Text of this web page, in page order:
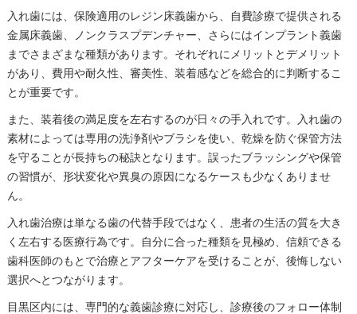
入れ歯には、保険適用のレジン床義歯から、自費診療で提供される
金属床義歯、ノンクラスプデンチャー、さらにはインプラント義歯
までさまざまな種類があります。それぞれにメリットとデメリット
があり、費用や耐久性、審美性、装着感などを総合的に判断するこ
とが重要です。
また、装着後の満足度を左右するのが日々の手入れです。入れ歯の
素材によっては専用の洗浄剤やブラシを使い、乾燥を防ぐ保管方法
を守ることが長持ちの秘訣となります。誤ったブラッシングや保管
の習慣が、形状変化や異臭の原因になるケースも少なくありませ
ん。
入れ歯治療は単なる歯の代替手段ではなく、患者の生活の質を大き
く左右する医療行為です。自分に合った種類を見極め、信頼できる
歯科医師のもとで治療とアフターケアを受けることが、後悔しない
選択へとつながります。
目黒区内には、専門的な義歯診療に対応し、診療後のフォロー体制